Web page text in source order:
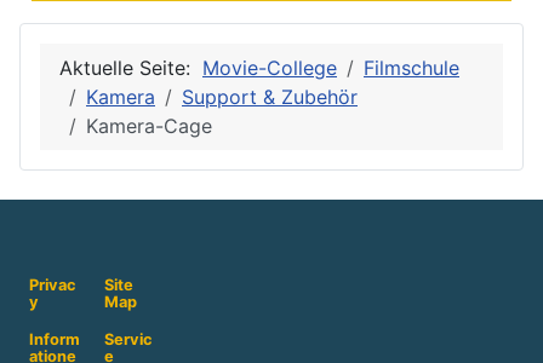
Aktuelle Seite: Movie-College
Filmschule
Kamera
Support & Zubehör
Kamera-Cage
Privac
y
Site
Map
Inform
atione
Servic
e